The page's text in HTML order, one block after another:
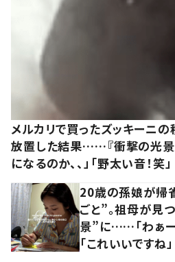
メルカリで買ったズッキーニ
放置した結果……『衝撃の光景
になるのか、、」「野太い音！笑」
20歳の孫娘が帰
ごと”。祖母が見
景”に……「わぁー
「これいいですね」